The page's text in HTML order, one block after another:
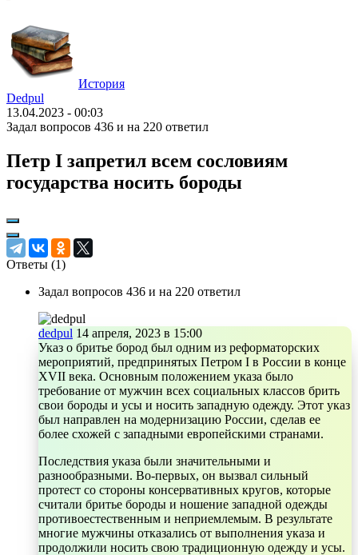
История
Dedpul
13.04.2023 - 00:03
Задал вопросов 436 и на 220 ответил
Петр I запретил всем сословиям
государства носить бороды
Ответы (1)
Задал вопросов 436 и на 220 ответил
dedpul 14 апреля, 2023 в 15:00
Указ о бритье бород был одним из реформаторских
мероприятий, предпринятых Петром I в России в конце
XVII века. Основным положением указа было
требование от мужчин всех социальных классов брить
свои бороды и усы и носить западную одежду. Этот указ
был направлен на модернизацию России, сделав ее
более схожей с западными европейскими странами.
Последствия указа были значительными и
разнообразными. Во-первых, он вызвал сильный
протест со стороны консервативных кругов, которые
считали бритье бороды и ношение западной одежды
противоестественным и неприемлемым. В результате
многие мужчины отказались от выполнения указа и
продолжили носить свою традиционную одежду и усы.